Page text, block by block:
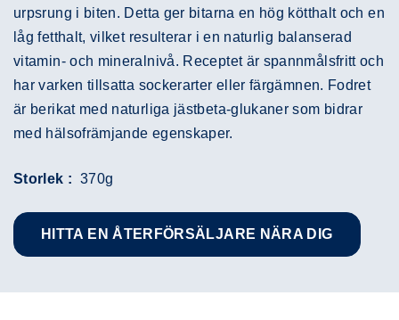
urpsrung i biten. Detta ger bitarna en hög kötthalt och en
låg fetthalt, vilket resulterar i en naturlig balanserad
vitamin- och mineralnivå. Receptet är spannmålsfritt och
har varken tillsatta sockerarter eller färgämnen. Fodret
är berikat med naturliga jästbeta-glukaner som bidrar
med hälsofrämjande egenskaper.
Storlek : 370g
HITTA EN ÅTERFÖRSÄLJARE NÄRA DIG